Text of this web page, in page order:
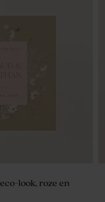
look, roze en